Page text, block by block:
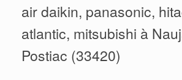
air daikin, panasonic,
atlantic, mitsubishi à
Postiac (33420)